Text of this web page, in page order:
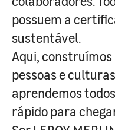
possuem a
sustentável.
Aqui,
pessoas e
aprendemos
rápido para